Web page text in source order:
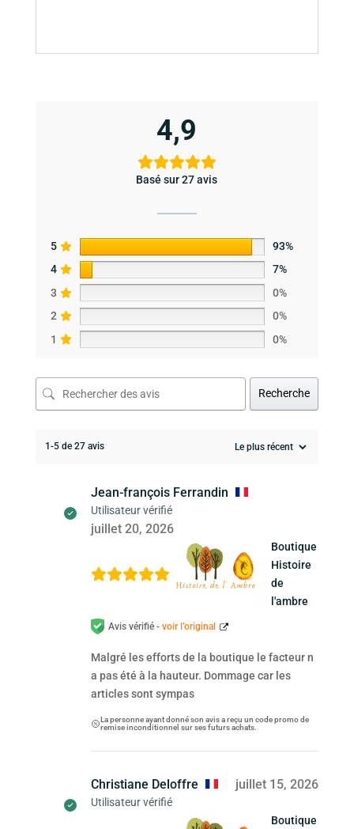
4,9
Basé sur 27 avis
5
93%
4
7%
3
0%
2
0%
1
0%
Recherche
1-5 de 27 avis
Jean-françois Ferrandin
Utilisateur vérifié
juillet 20, 2026
Boutique
Histoire
de
l'ambre
Avis vérifié - voir l’original
Malgré les efforts de la boutique le facteur n
a pas été à la hauteur. Dommage car les
articles sont sympas
La personne ayant donné son avis a reçu un code promo de
remise inconditionnel sur ses futurs achats.
Christiane Deloffre
Utilisateur vérifié
juillet 15, 2026
Boutique